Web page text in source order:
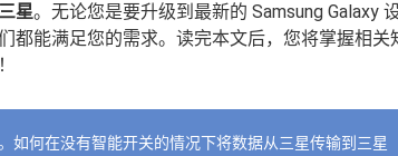
星。无论您是要升级到最新的 Samsung Galaxy
都能满足您的需求。读完本文后，您将掌握相关
如何在没有智能开关的情况下将数据从三星传输到三星